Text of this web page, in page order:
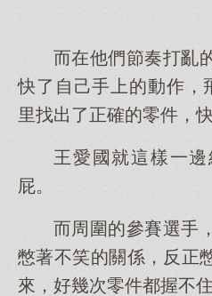
而在他們節奏打亂
快了自己手上的動作，
里找出了正確的零件，
王愛國就這樣一
屁。
而周圍的參賽選手
憋著不笑的關係，反正
來，好幾次零件都握不住